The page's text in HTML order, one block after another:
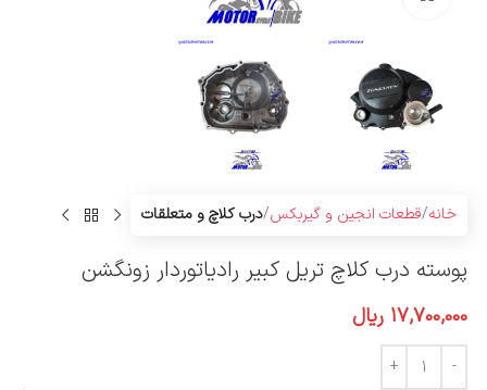
خانه قطعات انجین و گیربکس درب کلاچ و متعلقات
پوسته درب کلاچ تریل کبیر رادیاتوردار زونگشن
17,700,000 ریال